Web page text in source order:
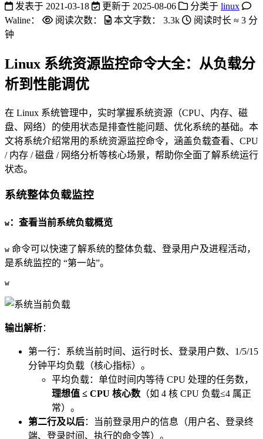
发表于 2021-03-18 更新于 2025-08-06 分类于 linux
Waline：
阅读次数： 本文字数： 3.3k 阅读时长 ≈ 3 分
钟
Linux 系统资源监控命令大全：从负载分
析到性能调优
在 Linux 系统管理中，实时掌握系统资源（CPU、内存、磁
盘、网络）的使用状态是排查性能问题、优化系统的基础。本
文将系统介绍常用的系统资源监控命令，涵盖负载查看、CPU
/ 内存 / 磁盘 / 网络分析等核心场景，帮助你全面了解系统运行
状态。
系统整体负载监控
w：查看当前系统负载概览
w 命令可以快速了解系统的整体负载、登录用户及进程活动，
是系统监控的 “第一站”。
w
输出解析：
第一行：系统当前时间、运行时长、登录用户数、1/5/15
分钟平均负载（核心指标）。
平均负载：单位时间内等待 CPU 处理的任务数，
理想值 ≤ CPU 核心数 （如 4 核 CPU 负载≤4 属正
常）。
第二行及以后：当前登录用户的信息（用户名、登录终
端、登录时间、执行的命令等）。